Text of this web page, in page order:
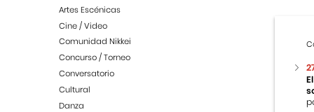
Artes Escénicas
Cine / Video
Comunidad Nikkei
Concurso / Torneo
Conversatorio
Cultural
Danza